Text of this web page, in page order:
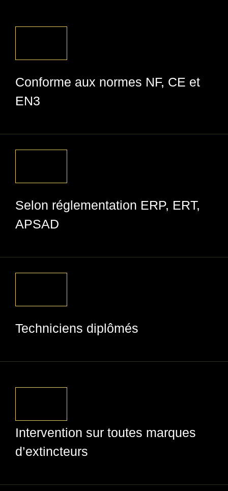
Conforme aux normes NF, CE et
EN3
Selon réglementation ERP, ERT,
APSAD
Techniciens diplômés
Intervention sur toutes marques
d’extincteurs